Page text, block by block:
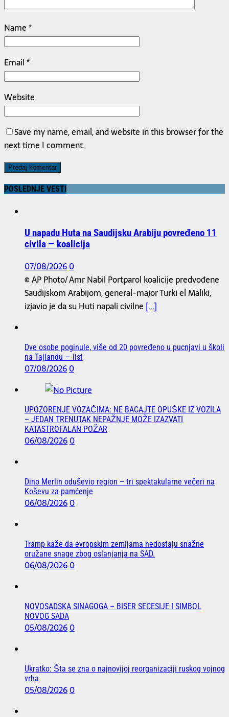
Name*
Email*
Website
Save my name, email, and website in this browser for the
next time I comment.
POSLEDNJE VESTI
U napadu Huta na Saudijsku Arabiju povređeno 11
civila — koalicija
07/08/20260
© AP Photo/ Amr Nabil Portparol koalicije predvođene
Saudijskom Arabijom, general-major Turki el Maliki,
izjavio je da su Huti napali civilne [...]
Dve osobe poginule, više od 20 povređeno u pucnjavi u školi
na Tajlandu — list
07/08/20260
UPOZORENJE VOZAČIMA: NE BACAJTE OPUŠKE IZ VOZILA
– JEDAN TRENUTAK NEPAŽNJE MOŽE IZAZVATI
KATASTROFALAN POŽAR
06/08/20260
Dino Merlin oduševio region – tri spektakularne večeri na
Koševu za pamćenje
06/08/20260
Tramp kaže da evropskim zemljama nedostaju snažne
oružane snage zbog oslanjanja na SAD.
06/08/20260
NOVOSADSKA SINAGOGA – BISER SECESIJE I SIMBOL
NOVOG SADA
05/08/20260
Ukratko: Šta se zna o najnovijoj reorganizaciji ruskog vojnog
vrha
05/08/20260